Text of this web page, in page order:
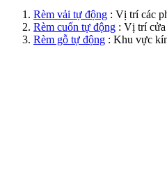
Rèm vải tự động : Vị trí các
Rèm cuốn tự động : Vị trí
Rèm gỗ tự động : Khu vực